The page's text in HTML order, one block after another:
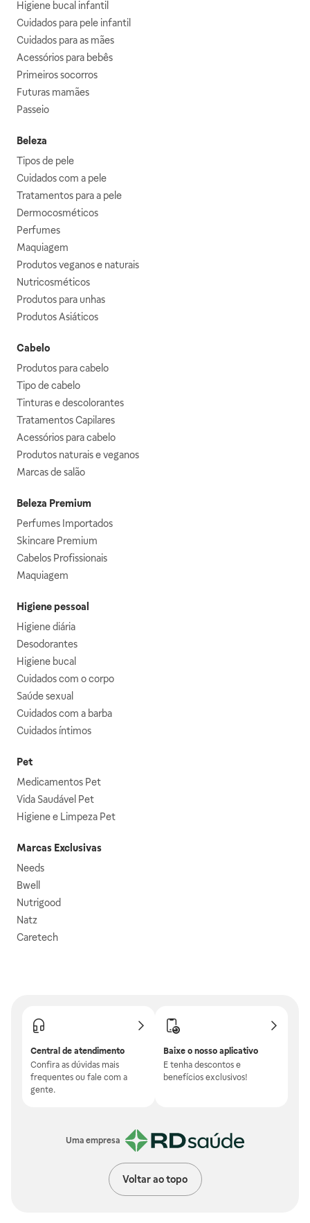
Higiene bucal infantil
Cuidados para pele infantil
Cuidados para as mães
Acessórios para bebês
Primeiros socorros
Futuras mamães
Passeio
Beleza
Tipos de pele
Cuidados com a pele
Tratamentos para a pele
Dermocosméticos
Perfumes
Maquiagem
Produtos veganos e naturais
Nutricosméticos
Produtos para unhas
Produtos Asiáticos
Cabelo
Produtos para cabelo
Tipo de cabelo
Tinturas e descolorantes
Tratamentos Capilares
Acessórios para cabelo
Produtos naturais e veganos
Marcas de salão
Beleza Premium
Perfumes Importados
Skincare Premium
Cabelos Profissionais
Maquiagem
Higiene pessoal
Higiene diária
Desodorantes
Higiene bucal
Cuidados com o corpo
Saúde sexual
Cuidados com a barba
Cuidados íntimos
Pet
Medicamentos Pet
Vida Saudável Pet
Higiene e Limpeza Pet
Marcas Exclusivas
Needs
Bwell
Nutrigood
Natz
Caretech
Central de atendimento
Confira as dúvidas mais
frequentes ou fale com a
gente.
Baixe o nosso aplicativo
E tenha descontos e
benefícios exclusivos!
Uma empresa
Voltar ao topo